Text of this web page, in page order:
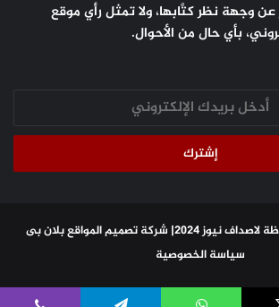
عن وجهة نظر كتَّابها، ولا تمثل رأي موقع
بأي حال من الأحوال.
نيوز 2024| شركة تصميم المواقعبلان بى
سياسة الخصوصية